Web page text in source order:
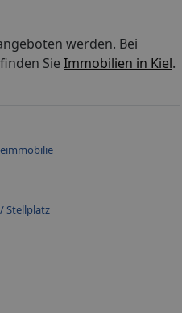
werden. Bei
Sie Immobilien in Kiel.
Stellplatz